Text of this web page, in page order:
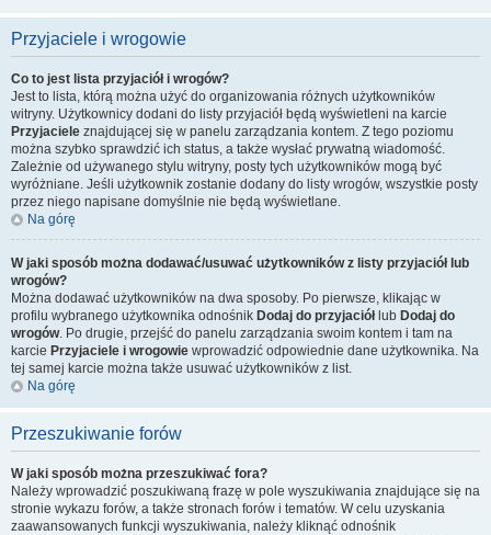
Przyjaciele i wrogowie
Co to jest lista przyjaciół i wrogów?
Jest to lista, którą można użyć do organizowania różnych użytkowników
witryny. Użytkownicy dodani do listy przyjaciół będą wyświetleni na karcie
Przyjaciele znajdującej się w panelu zarządzania kontem. Z tego poziomu
można szybko sprawdzić ich status, a także wysłać prywatną wiadomość.
Zależnie od używanego stylu witryny, posty tych użytkowników mogą być
wyróżniane. Jeśli użytkownik zostanie dodany do listy wrogów, wszystkie posty
przez niego napisane domyślnie nie będą wyświetlane.
Na górę
W jaki sposób można dodawać/usuwać użytkowników z listy przyjaciół lub
wrogów?
Można dodawać użytkowników na dwa sposoby. Po pierwsze, klikając w
profilu wybranego użytkownika odnośnik Dodaj do przyjaciółlub Dodaj do
wrogów. Po drugie, przejść do panelu zarządzania swoim kontem i tam na
karcie Przyjaciele i wrogowie wprowadzić odpowiednie dane użytkownika. Na
tej samej karcie można także usuwać użytkowników z list.
Na górę
Przeszukiwanie forów
W jaki sposób można przeszukiwać fora?
Należy wprowadzić poszukiwaną frazę w pole wyszukiwania znajdujące się na
stronie wykazu forów, a także stronach forów i tematów. W celu uzyskania
zaawansowanych funkcji wyszukiwania, należy kliknąć odnośnik